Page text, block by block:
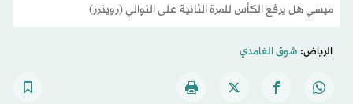
ميسي هل يرفع الكأس للمرة الثانية على التوالي (رويترز)
الرياض: شوق الغامدي